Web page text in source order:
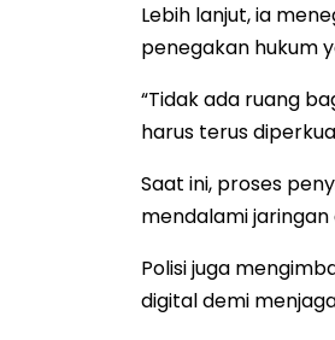
Lebih lanjut, ia
penegakan hukum
“Tidak ada ruang
harus terus
Saat ini, proses
mendalami
Polisi juga
digital demi